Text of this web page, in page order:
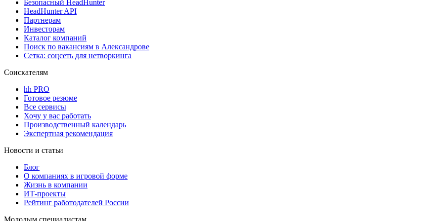
Безопасный HeadHunter
HeadHunter API
Партнерам
Инвесторам
Каталог компаний
Поиск по вакансиям в Александрове
Сетка: соцсеть для нетворкинга
Соискателям
hh PRO
Готовое резюме
Все сервисы
Хочу у вас работать
Производственный календарь
Экспертная рекомендация
Новости и статьи
Блог
О компаниях в игровой форме
Жизнь в компании
ИТ-проекты
Рейтинг работодателей России